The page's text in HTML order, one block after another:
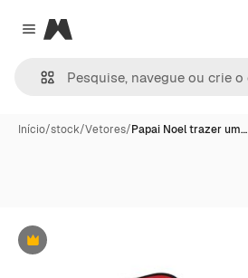
Close menu
Magnific
Início/stock/Vetores/Papai Noel trazer um…
Premium